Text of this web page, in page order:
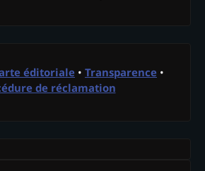
éditoriale • Transparence •
de réclamation